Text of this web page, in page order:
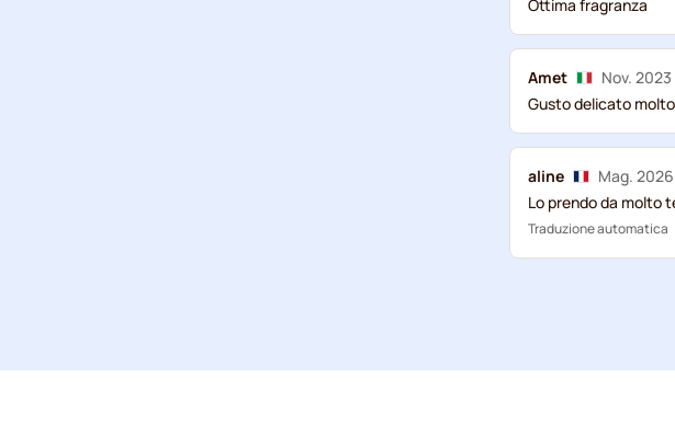
Ottima fragranza
Amet
Nov. 2023
Gusto delicato
aline
Mag. 2026
Lo prendo da molto
Traduzione automatica